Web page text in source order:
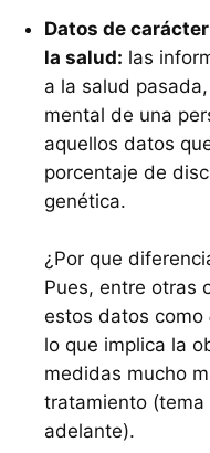
Datos de
la salud: las
a la salud
mental de una
aquellos datos
porcentaje de
genética.
¿Por que
Pues, entre otras
estos datos como
lo que implica la
medidas mucho
tratamiento (tema
adelante).